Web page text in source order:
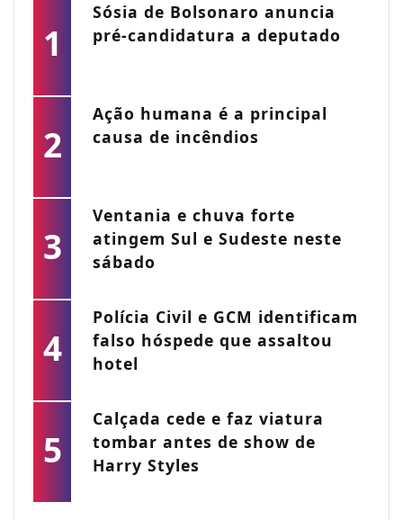
1
Sósia de Bolsonaro anuncia
pré-candidatura a deputado
2
Ação humana é a principal
causa de incêndios
3
Ventania e chuva forte
atingem Sul e Sudeste neste
sábado
4
Polícia Civil e GCM identificam
falso hóspede que assaltou
hotel
5
Calçada cede e faz viatura
tombar antes de show de
Harry Styles